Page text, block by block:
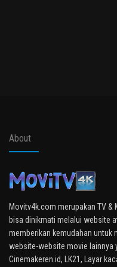
About
Movitv4k.com merupakan TV
bisa dinikmati melalui website
memberikan kemudahan
website-website movie lainnya
Cinemakeren.id, LK21, Layar